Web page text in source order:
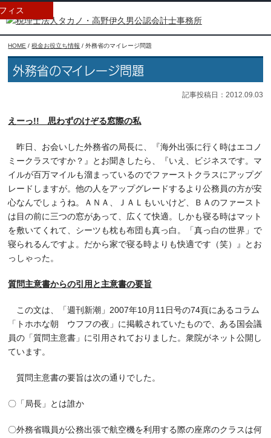
ィス
HOME /税金お役立ち情報 /外務省のマイレージ問題
外務省のマイレージ問題
記事投稿日：2012.09.03
えーっ!! 思わずのけぞる窓際の私
昨日、お会いした外務省の局長に、『海外出張に行く時はエコノ
ミークラスですか？』とお聞きしたら、『いえ、ビジネスです。マ
イルが百万マイルも溜まっているのでファーストクラスにアップグ
レードしますが。他の人をアップグレードするより公務員の方が安
心なんでしょうね。ＡＮＡ、ＪＡＬもいいけど、ＢＡのファースト
は目の前に三つの窓があって、広くて快適。しかも寝る時はマット
を敷いてくれて、シーツも枕も布団も真っ白。「真っ白の世界」で
寝られるんですよ。だから家で寝る時よりも快適です（笑）』とお
っしゃった。
質問主意書からの引用と主意書の要旨
この文は、「週刊新潮」2007年10月11日号の74頁にあるコラム
「トホホな朝 ウフフの夜」に掲載されていたもので、ある国会議
員の「質問主意書」に引用されておりました。衆院がネット公開し
ています。
質問主意書の要旨は次の通りでした。
〇「局長」とは誰か
〇外務省職員が公務出張で航空機を利用する際の座席のクラスは何